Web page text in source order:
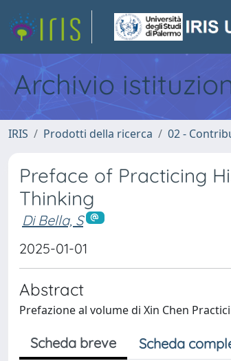
Archivio
IRIS Prodotti della ricerca 02 -
Preface of Practicing
Thinking
Di Bella, S
2025-01-01
Abstract
Prefazione al volume di Xin Chen
Scheda breve Scheda